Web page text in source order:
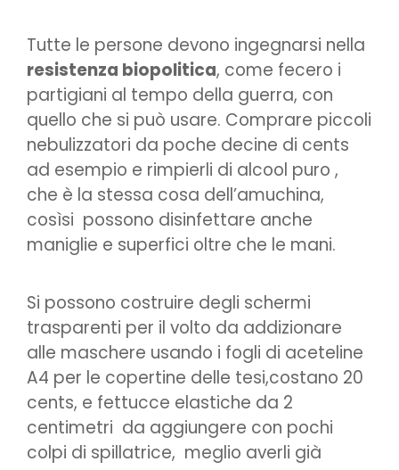
Tutte le persone devono ingegnarsi nella
resistenza biopolitica, come fecero i
partigiani al tempo della guerra, con
quello che si può usare. Comprare piccoli
nebulizzatori da poche decine di cents
ad esempio e rimpierli di alcool puro ,
che è la stessa cosa dell’amuchina,
cosìsi possono disinfettare anche
maniglie e superfici oltre che le mani.
Si possono costruire degli schermi
trasparenti per il volto da addizionare
alle maschere usando i fogli di aceteline
A4 per le copertine delle tesi,costano 20
cents, e fettucce elastiche da 2
centimetri da aggiungere con pochi
colpi di spillatrice, meglio averli già